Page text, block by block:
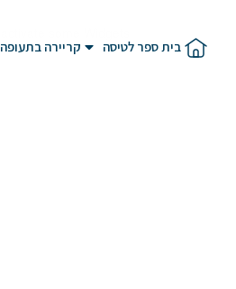
בית ספר לטיסה קריירה בתעופה